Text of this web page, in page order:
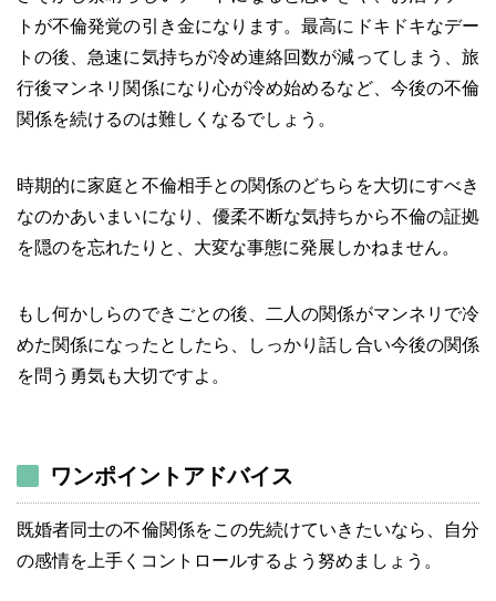
トが不倫発覚の引き金になります。最高にドキドキなデー
トの後、急速に気持ちが冷め連絡回数が減ってしまう、旅
行後マンネリ関係になり心が冷め始めるなど、今後の不倫
関係を続けるのは難しくなるでしょう。
時期的に家庭と不倫相手との関係のどちらを大切にすべき
なのかあいまいになり、優柔不断な気持ちから不倫の証拠
を隠のを忘れたりと、大変な事態に発展しかねません。
もし何かしらのできごとの後、二人の関係がマンネリで冷
めた関係になったとしたら、しっかり話し合い今後の関係
を問う勇気も大切ですよ。
ワンポイントアドバイス
既婚者同士の不倫関係をこの先続けていきたいなら、自分
の感情を上手くコントロールするよう努めましょう。